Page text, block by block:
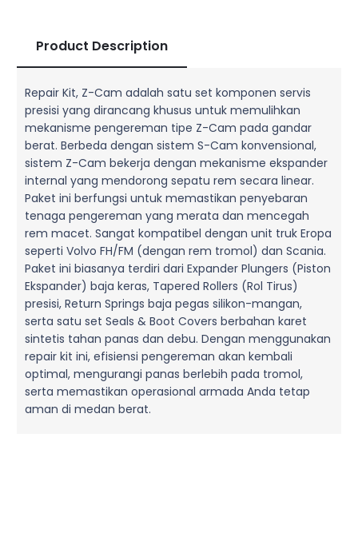
Product Description
Repair Kit, Z-Cam adalah satu set komponen servis
presisi yang dirancang khusus untuk memulihkan
mekanisme pengereman tipe Z-Cam pada gandar
berat. Berbeda dengan sistem S-Cam konvensional,
sistem Z-Cam bekerja dengan mekanisme ekspander
internal yang mendorong sepatu rem secara linear.
Paket ini berfungsi untuk memastikan penyebaran
tenaga pengereman yang merata dan mencegah
rem macet. Sangat kompatibel dengan unit truk Eropa
seperti Volvo FH/FM (dengan rem tromol) dan Scania.
Paket ini biasanya terdiri dari Expander Plungers (Piston
Ekspander) baja keras, Tapered Rollers (Rol Tirus)
presisi, Return Springs baja pegas silikon-mangan,
serta satu set Seals & Boot Covers berbahan karet
sintetis tahan panas dan debu. Dengan menggunakan
repair kit ini, efisiensi pengereman akan kembali
optimal, mengurangi panas berlebih pada tromol,
serta memastikan operasional armada Anda tetap
aman di medan berat.